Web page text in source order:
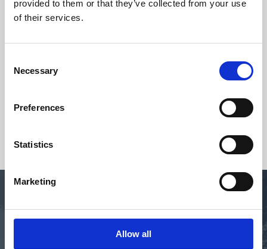
provided to them or that they’ve collected from your use
of their services.
Selection
Necessary
Preferences
Statistics
Marketing
Allow all